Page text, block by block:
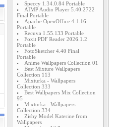
Speccy 1.34.0.84 Portable
AIMP Audio Player 5.40.2722
Final Portable
Apache OpenOffice 4.1.16
Portable
Recuva 1.55.133 Portable
Foxit PDF Reader 2026.1.2
Portable
FotoSketcher 4.40 Final
Portable
Anime Wallpapers Collection 01
Best Mixture Wallpapers
Collection 113
Mixturka - Wallpapers
Collection 333
Best Wallpapers Mix Collection
95
Mixturka - Wallpapers
Collection 334
Zishy Model Katerine from
Wallpapers